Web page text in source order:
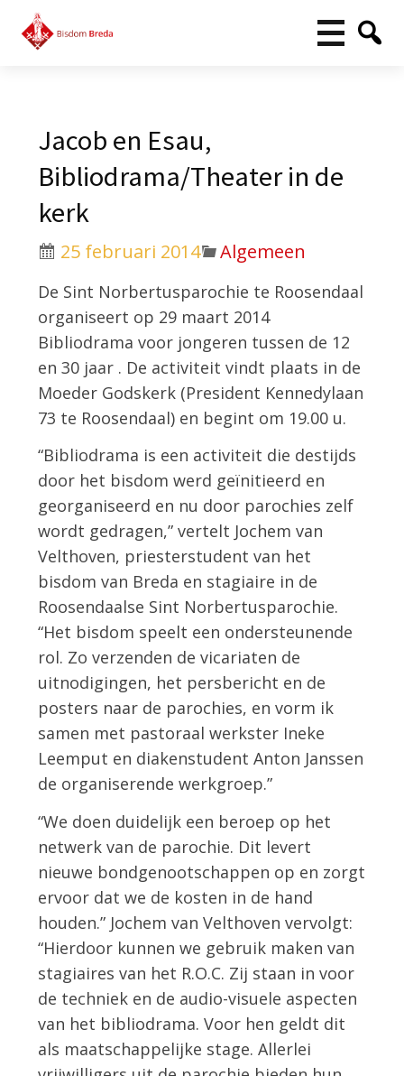
Jacob en Esau,
Bibliodrama/Theater in de
kerk
25 februari 2014 Algemeen
De Sint Norbertusparochie te Roosendaal
organiseert op 29 maart 2014
Bibliodrama voor jongeren tussen de 12
en 30 jaar . De activiteit vindt plaats in de
Moeder Godskerk (President Kennedylaan
73 te Roosendaal) en begint om 19.00 u.
“Bibliodrama is een activiteit die destijds
door het bisdom werd geïnitieerd en
georganiseerd en nu door parochies zelf
wordt gedragen,” vertelt Jochem van
Velthoven, priesterstudent van het
bisdom van Breda en stagiaire in de
Roosendaalse Sint Norbertusparochie.
“Het bisdom speelt een ondersteunende
rol. Zo verzenden de vicariaten de
uitnodigingen, het persbericht en de
posters naar de parochies, en vorm ik
samen met pastoraal werkster Ineke
Leemput en diakenstudent Anton Janssen
de organiserende werkgroep.”
“We doen duidelijk een beroep op het
netwerk van de parochie. Dit levert
nieuwe bondgenootschappen op en zorgt
ervoor dat we de kosten in de hand
houden.” Jochem van Velthoven vervolgt:
“Hierdoor kunnen we gebruik maken van
stagiaires van het R.O.C. Zij staan in voor
de techniek en de audio-visuele aspecten
van het bibliodrama. Voor hen geldt dit
als maatschappelijke stage. Allerlei